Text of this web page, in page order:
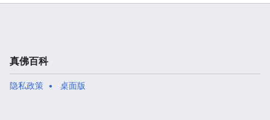
真佛百科
隐私政策 桌面版